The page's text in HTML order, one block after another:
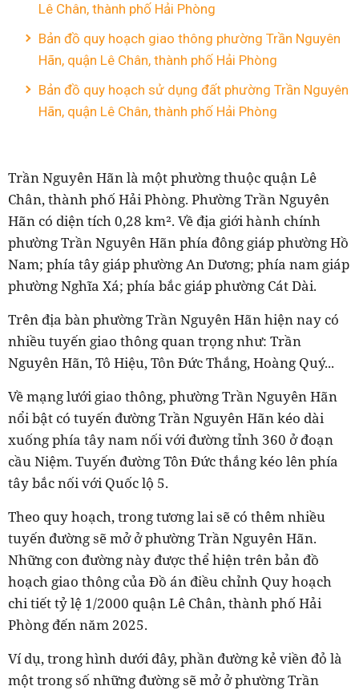
Lê Chân, thành phố Hải Phòng
Bản đồ quy hoạch giao thông phường Trần Nguyên
Hãn, quận Lê Chân, thành phố Hải Phòng
Bản đồ quy hoạch sử dụng đất phường Trần Nguyên
Hãn, quận Lê Chân, thành phố Hải Phòng
Trần Nguyên Hãn là một phường thuộc quận Lê
Chân, thành phố Hải Phòng. Phường Trần Nguyên
Hãn có diện tích 0,28 km². Về địa giới hành chính
phường Trần Nguyên Hãn phía đông giáp phường Hồ
Nam; phía tây giáp phường An Dương; phía nam giáp
phường Nghĩa Xá; phía bắc giáp phường Cát Dài.
Trên địa bàn phường Trần Nguyên Hãn hiện nay có
nhiều tuyến giao thông quan trọng như: Trần
Nguyên Hãn, Tô Hiệu, Tôn Đức Thắng, Hoàng Quý...
Về mạng lưới giao thông, phường Trần Nguyên Hãn
nổi bật có tuyến đường Trần Nguyên Hãn kéo dài
xuống phía tây nam nối với đường tỉnh 360 ở đoạn
cầu Niệm. Tuyến đường Tôn Đức thắng kéo lên phía
tây bắc nối với Quốc lộ 5.
Theo quy hoạch, trong tương lai sẽ có thêm nhiều
tuyến đường sẽ mở ở phường Trần Nguyên Hãn.
Những con đường này được thể hiện trên bản đồ
hoạch giao thông của Đồ án điều chỉnh Quy hoạch
chi tiết tỷ lệ 1/2000 quận Lê Chân, thành phố Hải
Phòng đến năm 2025.
Ví dụ, trong hình dưới đây, phần đường kẻ viền đỏ là
một trong số những đường sẽ mở ở phường Trần